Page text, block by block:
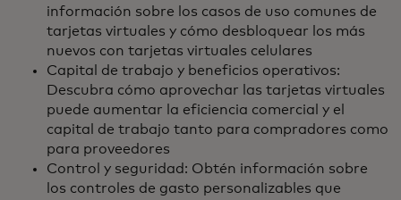
información sobre los casos de uso comunes de
tarjetas virtuales y cómo desbloquear los más
nuevos con tarjetas virtuales celulares
Capital de trabajo y beneficios operativos:
Descubra cómo aprovechar las tarjetas virtuales
puede aumentar la eficiencia comercial y el
capital de trabajo tanto para compradores como
para proveedores
Control y seguridad: Obtén información sobre
los controles de gasto personalizables que